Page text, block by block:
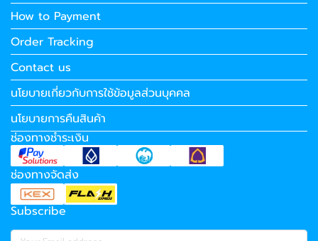
How to Payment
Order Tracking
Contact us
นโยบายเกี่ยวกับการใช้ข้อมูลส่วนบุคคล
นโยบายการคืนสินค้า
ช่องทางชำระเงิน
ช่องทางจัดส่ง
Subscribe